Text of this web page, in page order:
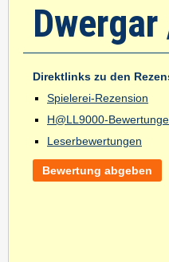
Direktlinks zu den
Spielerei-Rezension
H@LL9000-
Leserbewertungen
Bewertung abgeben